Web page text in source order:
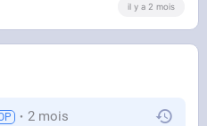
il y a 2 mois
2 mois